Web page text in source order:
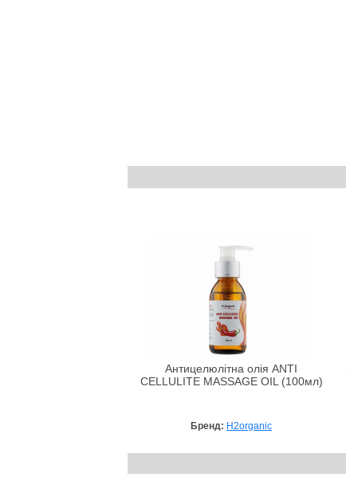
Антицелюлітна олія ANTI
CELLULITE MASSAGE OIL (100мл)
Бренд: H2organic